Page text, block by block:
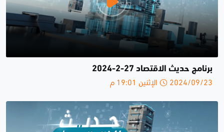
برنامج حديث الاقتصاد 27-2-2024
2024/09/23 الإثنين 19:01 م